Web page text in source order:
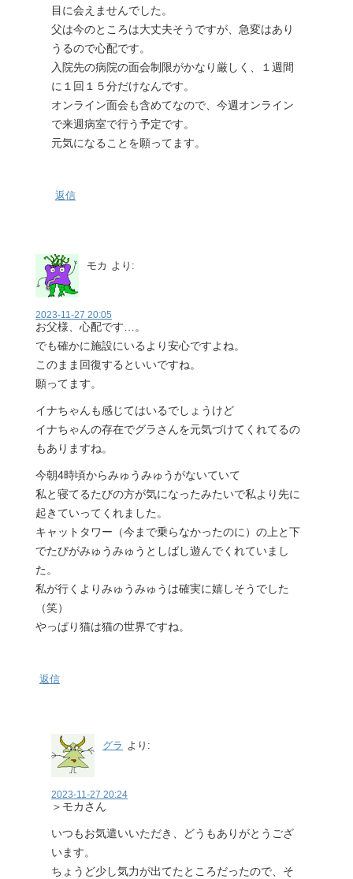
目に会えませんでした。
父は今のところは大丈夫そうですが、急変はあり
うるので心配です。
入院先の病院の面会制限がかなり厳しく、１週間
に１回１５分だけなんです。
オンライン面会も含めてなので、今週オンライン
で来週病室で行う予定です。
元気になることを願ってます。
返信
モカ より:
2023-11-27 20:05
お父様、心配です…。
でも確かに施設にいるより安心ですよね。
このまま回復するといいですね。
願ってます。
イナちゃんも感じてはいるでしょうけど
イナちゃんの存在でグラさんを元気づけてくれてるの
もありますね。
今朝4時頃からみゅうみゅうがないていて
私と寝てるたびの方が気になったみたいで私より先に
起きていってくれました。
キャットタワー（今まで乗らなかったのに）の上と下
でたびがみゅうみゅうとしばし遊んでくれていまし
た。
私が行くよりみゅうみゅうは確実に嬉しそうでした
（笑）
やっぱり猫は猫の世界ですね。
返信
グラ より:
2023-11-27 20:24
＞モカさん
いつもお気遣いいただき、どうもありがとうござ
います。
ちょうど少し気力が出てたところだったので、そ